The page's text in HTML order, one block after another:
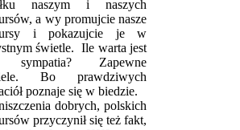
naszym i naszych
a wy promujcie nasze
i pokazujcie je w
świetle. Ile warta jest
sympatia? Zapewne
Bo prawdziwych
poznaje się w biedzie.
dobrych, polskich
przyczynił się też fakt,